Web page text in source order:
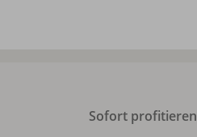
Sofort profitieren